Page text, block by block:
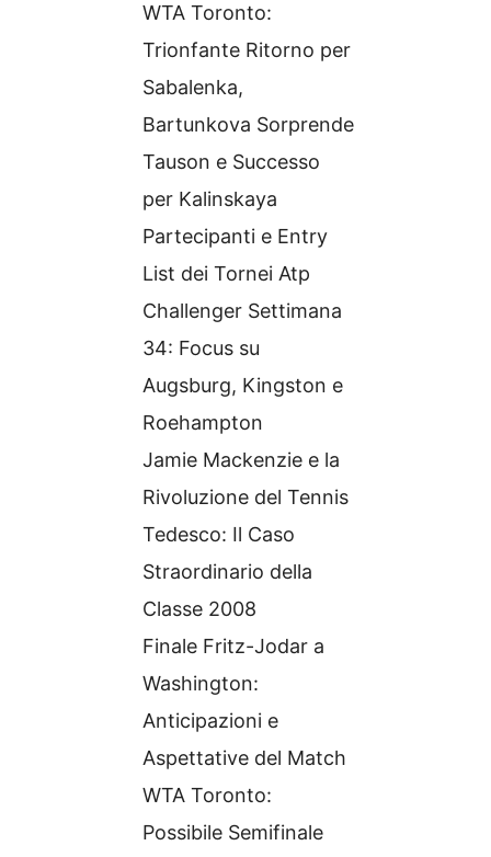
WTA Toronto:
Trionfante Ritorno per
Sabalenka,
Bartunkova Sorprende
Tauson e Successo
per Kalinskaya
Partecipanti e Entry
List dei Tornei Atp
Challenger Settimana
34: Focus su
Augsburg, Kingston e
Roehampton
Jamie Mackenzie e la
Rivoluzione del Tennis
Tedesco: Il Caso
Straordinario della
Classe 2008
Finale Fritz-Jodar a
Washington:
Anticipazioni e
Aspettative del Match
WTA Toronto:
Possibile Semifinale